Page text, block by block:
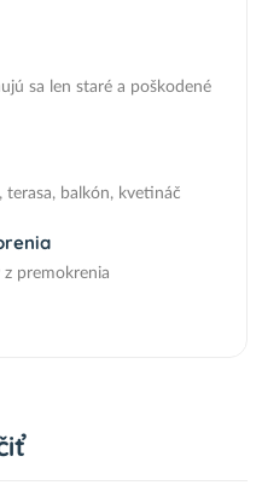
sa len staré a poškodené
terasa, balkón, kvetináč
premokrenia